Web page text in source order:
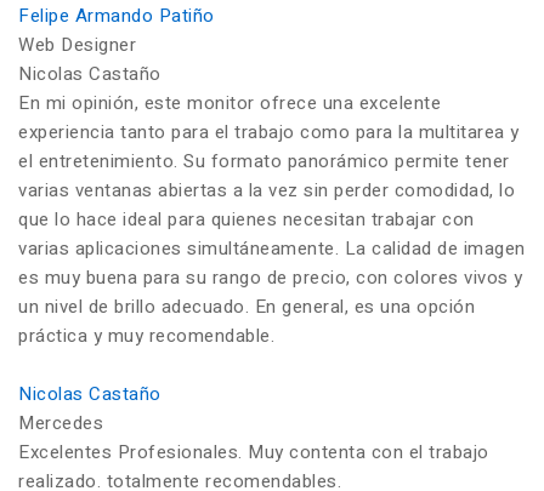
Felipe Armando Patiño
Web Designer
Nicolas Castaño
En mi opinión, este monitor ofrece una excelente
experiencia tanto para el trabajo como para la multitarea y
el entretenimiento. Su formato panorámico permite tener
varias ventanas abiertas a la vez sin perder comodidad, lo
que lo hace ideal para quienes necesitan trabajar con
varias aplicaciones simultáneamente. La calidad de imagen
es muy buena para su rango de precio, con colores vivos y
un nivel de brillo adecuado. En general, es una opción
práctica y muy recomendable.
Nicolas Castaño
Mercedes
Excelentes Profesionales. Muy contenta con el trabajo
realizado. totalmente recomendables.